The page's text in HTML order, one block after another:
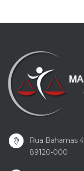
Rua Bahamas
89120-000